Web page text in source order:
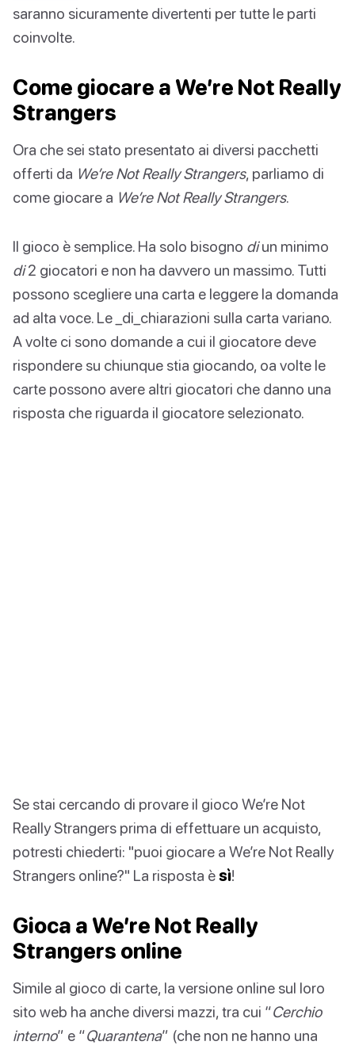
saranno sicuramente divertenti per tutte le parti
coinvolte.
Come giocare a We’re Not Really
Strangers
Ora che sei stato presentato ai diversi pacchetti
offerti da We’re Not Really Strangers, parliamo di
come giocare a We’re Not Really Strangers.
Il gioco è semplice. Ha solo bisogno diun minimo
di2 giocatori e non ha davvero un massimo. Tutti
possono scegliere una carta e leggere la domanda
ad alta voce. Le _di_chiarazioni sulla carta variano.
A volte ci sono domande a cui il giocatore deve
rispondere su chiunque stia giocando, oa volte le
carte possono avere altri giocatori che danno una
risposta che riguarda il giocatore selezionato.
Se stai cercando di provare il gioco We’re Not
Really Strangers prima di effettuare un acquisto,
potresti chiederti: "puoi giocare a We’re Not Really
Strangers online?" La risposta èsì!
Gioca a We’re Not Really
Strangers online
Simile al gioco di carte, la versione online sul loro
sito web ha anche diversi mazzi, tra cui “Cerchio
interno” e “Quarantena” (che non ne hanno una